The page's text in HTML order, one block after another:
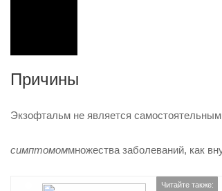
Причины
Экзофтальм не является
симптомоммножества заболеваний, как
Читайте также: